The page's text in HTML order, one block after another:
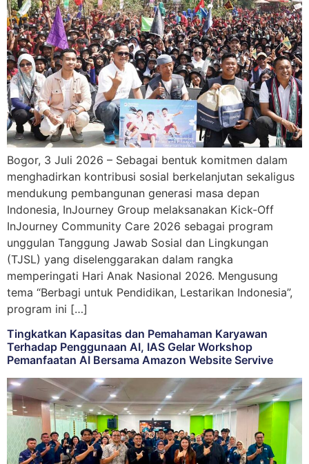
Bogor, 3 Juli 2026 – Sebagai bentuk komitmen dalam
menghadirkan kontribusi sosial berkelanjutan sekaligus
mendukung pembangunan generasi masa depan
Indonesia, InJourney Group melaksanakan Kick-Off
InJourney Community Care 2026 sebagai program
unggulan Tanggung Jawab Sosial dan Lingkungan
(TJSL) yang diselenggarakan dalam rangka
memperingati Hari Anak Nasional 2026. Mengusung
tema “Berbagi untuk Pendidikan, Lestarikan Indonesia”,
program ini […]
Tingkatkan Kapasitas dan Pemahaman Karyawan
Terhadap Penggunaan AI, IAS Gelar Workshop
Pemanfaatan AI Bersama Amazon Website Servive